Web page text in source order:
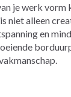
je werk
niet alleen
en